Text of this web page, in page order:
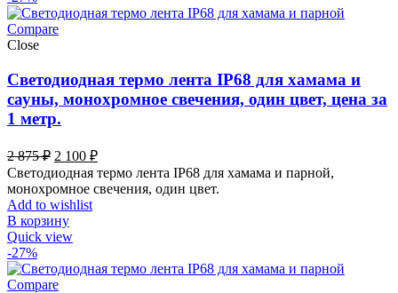
Compare
Close
Светодиодная термо лента IP68 для хамама и
сауны, монохромное свечения, один цвет, цена за
1 метр.
2 875₽ Первоначальная
цена
составляла
2
875 ₽.
2 100 ₽Текущая
цена:
2
Светодиодная термо лента IP68 для хамама и парной,
монохромное свечения, один цвет.
Add to wishlist
В корзину
Quick view
-27%
Compare